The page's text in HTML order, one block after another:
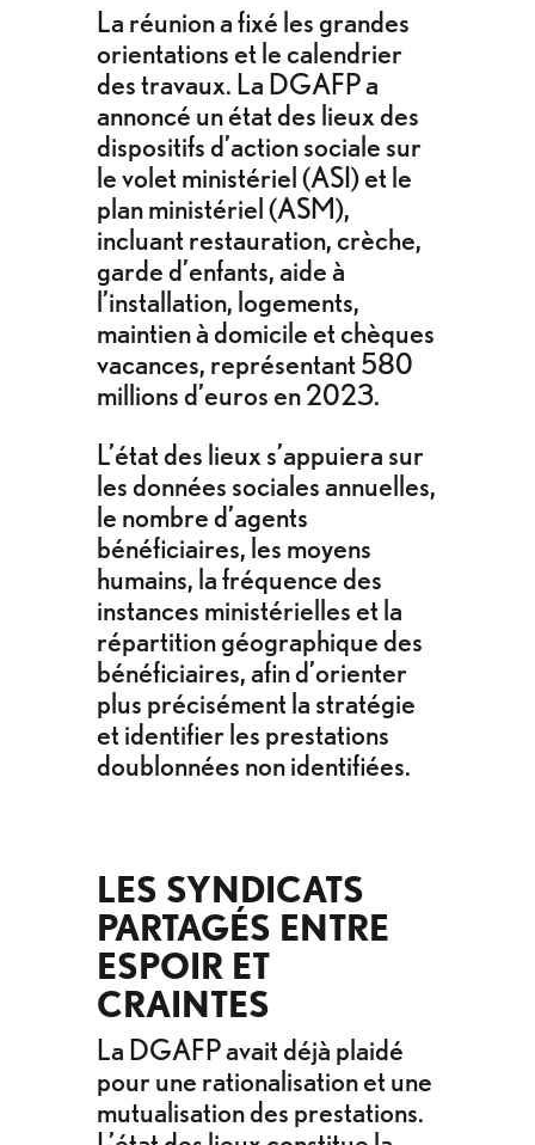
La réunion a fixé les grandes
orientations et le calendrier
des travaux. La DGAFP a
annoncé un état des lieux des
dispositifs d’action sociale sur
le volet ministériel (ASI) et le
plan ministériel (ASM),
incluant restauration, crèche,
garde d’enfants, aide à
l’installation, logements,
maintien à domicile et chèques
vacances, représentant 580
millions d’euros en 2023.
L’état des lieux s’appuiera sur
les données sociales annuelles,
le nombre d’agents
bénéficiaires, les moyens
humains, la fréquence des
instances ministérielles et la
répartition géographique des
bénéficiaires, afin d’orienter
plus précisément la stratégie
et identifier les prestations
doublonnées non identifiées.
LES SYNDICATS
PARTAGÉS ENTRE
ESPOIR ET
CRAINTES
La DGAFP avait déjà plaidé
pour une rationalisation et une
mutualisation des prestations.